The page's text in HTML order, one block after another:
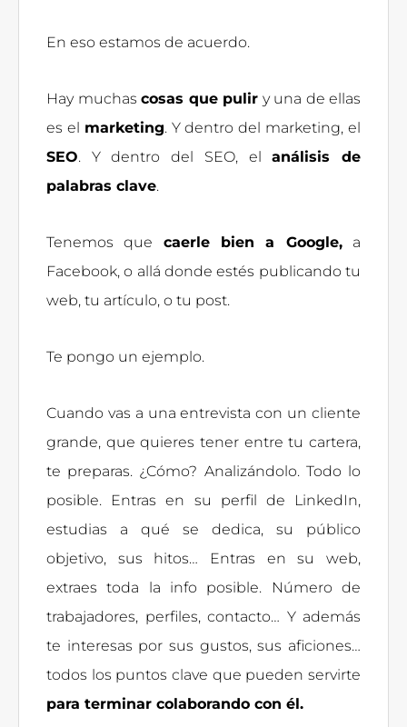
En eso estamos de acuerdo.
Hay muchas cosas que pulir y una de ellas
es el marketing. Y dentro del marketing, el
SEO. Y dentro del SEO, elanálisis de
palabras clave.
Tenemos que caerle bien a Google,a
Facebook, o allá donde estés publicando tu
web, tu artículo, o tu post.
Te pongo un ejemplo.
Cuando vas a una entrevista con un cliente
grande, que quieres tener entre tu cartera,
te preparas. ¿Cómo? Analizándolo. Todo lo
posible. Entras en su perfil de LinkedIn,
estudias a qué se dedica, su público
objetivo, sus hitos… Entras en su web,
extraes toda la info posible. Número de
trabajadores, perfiles, contacto… Y además
te interesas por sus gustos, sus aficiones…
todos los puntos clave que pueden servirte
para terminar colaborando con él.